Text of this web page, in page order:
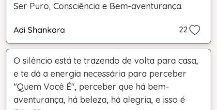
Ser Puro, Consciência e Bem-aventurança.
Adi Shankara 22
O silêncio está te trazendo de volta para casa,
e te dá a energia necessária para perceber
"Quem Você É", perceber que há bem-
aventurança, há beleza, há alegria, e isso é